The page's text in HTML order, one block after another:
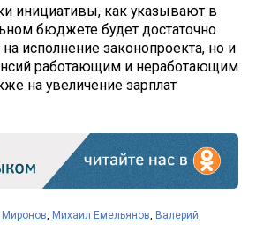
инициативы, как указывают в
бюджете будет достаточно
исполнение законопроекта, но и
работающим и неработающим
на увеличение зарплат
Миронов Михаил Емельянов Валерий